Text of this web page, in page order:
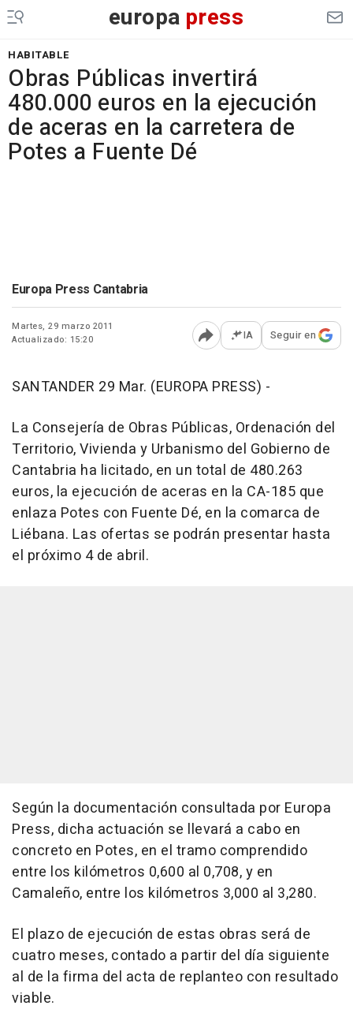
europa press
HABITABLE
Obras Públicas invertirá
480.000 euros en la ejecución
de aceras en la carretera de
Potes a Fuente Dé
Europa Press Cantabria
Martes, 29 marzo 2011
Actualizado: 15:20
Abrir opciones para
IA Seguir en
SANTANDER 29 Mar. (EUROPA PRESS) -
La Consejería de Obras Públicas, Ordenación del
Territorio, Vivienda y Urbanismo del Gobierno de
Cantabria ha licitado, en un total de 480.263
euros, la ejecución de aceras en la CA-185 que
enlaza Potes con Fuente Dé, en la comarca de
Liébana. Las ofertas se podrán presentar hasta
el próximo 4 de abril.
Según la documentación consultada por Europa
Press, dicha actuación se llevará a cabo en
concreto en Potes, en el tramo comprendido
entre los kilómetros 0,600 al 0,708, y en
Camaleño, entre los kilómetros 3,000 al 3,280.
El plazo de ejecución de estas obras será de
cuatro meses, contado a partir del día siguiente
al de la firma del acta de replanteo con resultado
viable.